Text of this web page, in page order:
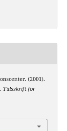
(2001).
Tidsskrift for